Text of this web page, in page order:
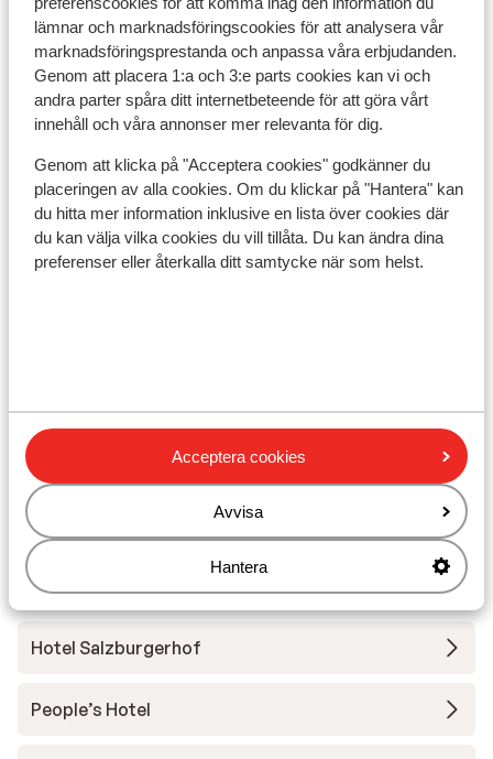
lämnar och marknadsföringscookies för att analysera vår
marknadsföringsprestanda och anpassa våra erbjudanden.
Genom att placera 1:a och 3:e parts cookies kan vi och
andra parter spåra ditt internetbeteende för att göra vårt
innehåll och våra annonser mer relevanta för dig.
Genom att klicka på "Acceptera cookies" godkänner du
placeringen av alla cookies. Om du klickar på "Hantera" kan
du hitta mer information inklusive en lista över cookies där
du kan välja vilka cookies du vill tillåta. Du kan ändra dina
preferenser eller återkalla ditt samtycke när som helst.
Acceptera cookies
Avvisa
Hantera
I området
I centrum
Avstånd till pist ca 300 m
vid uppvisat liftkort / gäskort)
Avstånd till skidlift ca 270 m
Närmaste butiker ca 10 m
Närmaste kiosk ca 160 m
Andra boenden i Zell am See - Kaprun
Hotel Salzburgerhof
People’s Hotel